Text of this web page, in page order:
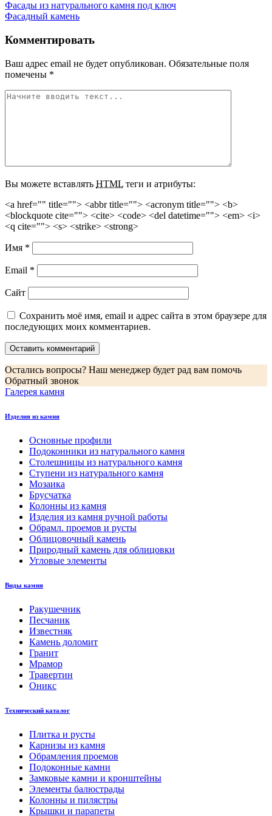
Навигация
по
записям
Фасады из натурального камня под ключ
Фасадный камень
Комментировать
Ваш адрес email не будет опубликован. Обязательные поля
помечены *
Вы можете вставлять HTML теги и атрибуты:
<a href="" title=""> <abbr title=""> <acronym title=""> <b>
<blockquote cite=""> <cite> <code> <del datetime=""> <em> <i>
<q cite=""> <s> <strike> <strong>
Имя *
Email *
Сайт
Сохранить моё имя, email и адрес сайта в этом браузере для
последующих моих комментариев.
Остались вопросы? Наш менеджер будет рад вам помочь
Обратный звонок
Галерея камня
Изделия из камня
Основные профили
Подоконники из натурального камня
Столешницы из натурального камня
Ступени из натурального камня
Мозаика
Брусчатка
Колонны из камня
Изделия из камня ручной работы
Обрамл. проемов и русты
Облицовочный камень
Природный камень для облицовки
Угловые элементы
Виды камня
Ракушечник
Песчаник
Известняк
Камень доломит
Гранит
Мрамор
Травертин
Оникс
Технический каталог
Плитка и русты
Карнизы из камня
Обрамления проемов
Подоконные камни
Замковые камни и кронштейны
Элементы балюстрады
Колонны и пилястры
Крышки и парапеты